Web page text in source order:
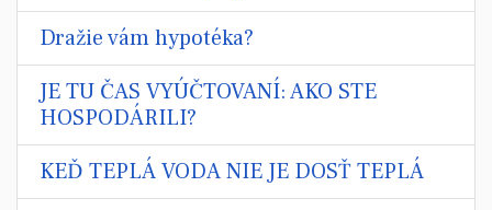
Dražie vám hypotéka?
JE TU ČAS VYÚČTOVANÍ: AKO STE
HOSPODÁRILI?
KEĎ TEPLÁ VODA NIE JE DOSŤ TEPLÁ